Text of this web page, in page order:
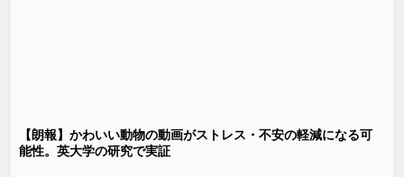
【朗報】かわいい動物の動画がストレス・不安の軽減になる可
能性。英大学の研究で実証